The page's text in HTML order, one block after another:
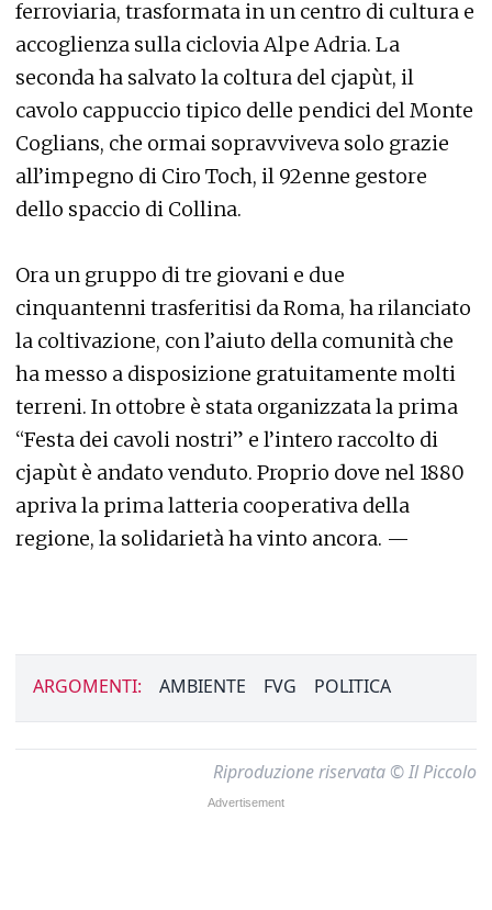
ferroviaria, trasformata in un centro di cultura e
accoglienza sulla ciclovia Alpe Adria. La
seconda ha salvato la coltura del cjapùt, il
cavolo cappuccio tipico delle pendici del Monte
Coglians, che ormai sopravviveva solo grazie
all’impegno di Ciro Toch, il 92enne gestore
dello spaccio di Collina.
Ora un gruppo di tre giovani e due
cinquantenni trasferitisi da Roma, ha rilanciato
la coltivazione, con l’aiuto della comunità che
ha messo a disposizione gratuitamente molti
terreni. In ottobre è stata organizzata la prima
“Festa dei cavoli nostri” e l’intero raccolto di
cjapùt è andato venduto. Proprio dove nel 1880
apriva la prima latteria cooperativa della
regione, la solidarietà ha vinto ancora. —
ARGOMENTI: AMBIENTE FVG POLITICA
Riproduzione riservata © Il Piccolo